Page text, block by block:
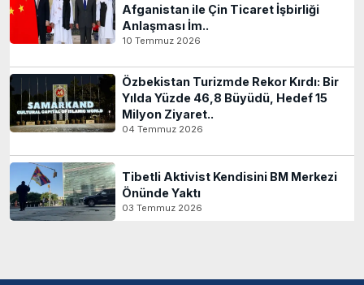
Afganistan ile Çin Ticaret İşbirliği
Anlaşması İm..
10 Temmuz 2026
Özbekistan Turizmde Rekor Kırdı: Bir
Yılda Yüzde 46,8 Büyüdü, Hedef 15
Milyon Ziyaret..
04 Temmuz 2026
Tibetli Aktivist Kendisini BM Merkezi
Önünde Yaktı
03 Temmuz 2026